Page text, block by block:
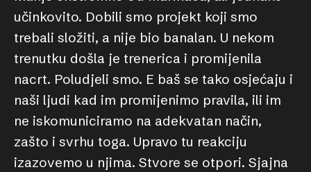
učinkovito. Dobili smo projekt koji smo
trebali složiti, a nije bio banalan. U nekom
trenutku došla je trenerica i promijenila
nacrt. Poludjeli smo. E baš se tako osjećaju i
naši ljudi kad im promijenimo pravila, ili im
ne iskomuniciramo na adekvatan način,
zašto i svrhu toga. Upravo tu reakciju
izazovemo u njima. Stvore se otpori. Sjajna